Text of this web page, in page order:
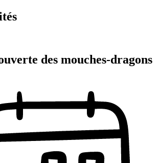
des mouches-dragons